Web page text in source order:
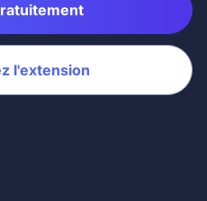
l'extension